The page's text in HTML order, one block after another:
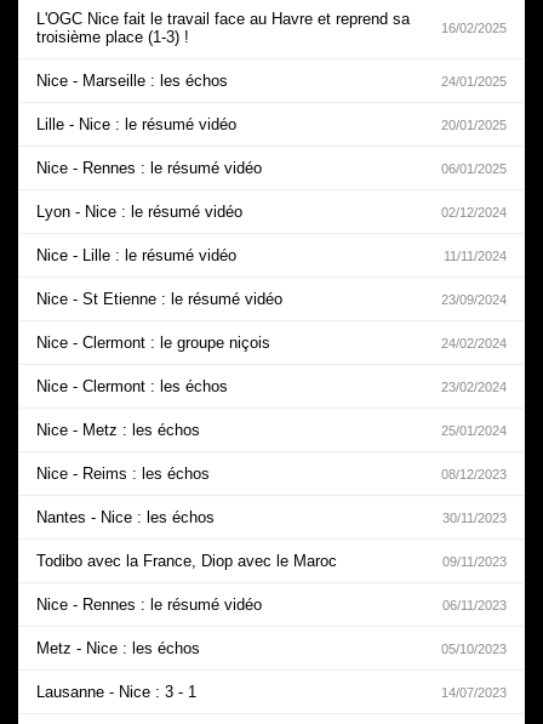
L'OGC Nice fait le travail face au Havre et reprend sa
troisième place (1-3) !
16/02/2025
Nice - Marseille : les échos 24/01/2025
Lille - Nice : le résumé vidéo 20/01/2025
Nice - Rennes : le résumé vidéo 06/01/2025
Lyon - Nice : le résumé vidéo 02/12/2024
Nice - Lille : le résumé vidéo 11/11/2024
Nice - St Etienne : le résumé vidéo 23/09/2024
Nice - Clermont : le groupe niçois 24/02/2024
Nice - Clermont : les échos 23/02/2024
Nice - Metz : les échos 25/01/2024
Nice - Reims : les échos 08/12/2023
Nantes - Nice : les échos 30/11/2023
Todibo avec la France, Diop avec le Maroc 09/11/2023
Nice - Rennes : le résumé vidéo 06/11/2023
Metz - Nice : les échos 05/10/2023
Lausanne - Nice : 3 - 1 14/07/2023